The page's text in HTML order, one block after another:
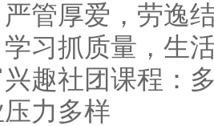
厚爱，劳逸结
学习抓质量，生
社团课程：多
力多样